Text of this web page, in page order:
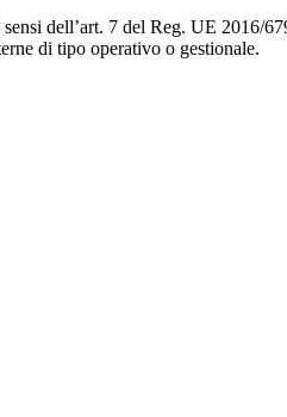
7 del Reg. UE 2016/679,
di tipo operativo o gestionale.